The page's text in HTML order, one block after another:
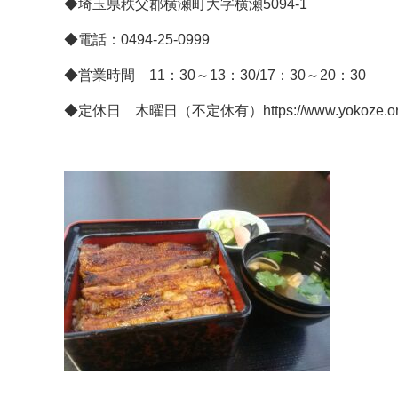
◆埼玉県秩父郡横瀬町大字横瀬5094-1
◆電話：0494-25-0999
◆営業時間 11：30～13：30/17：30～20：30
◆定休日 木曜日（不定休有）https://